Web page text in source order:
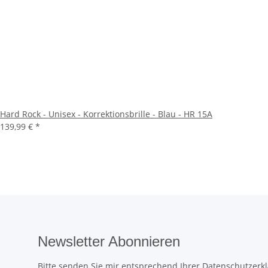
Hard Rock - Unisex - Korrektionsbrille - Blau - HR 15A
139,99 € *
Newsletter Abonnieren